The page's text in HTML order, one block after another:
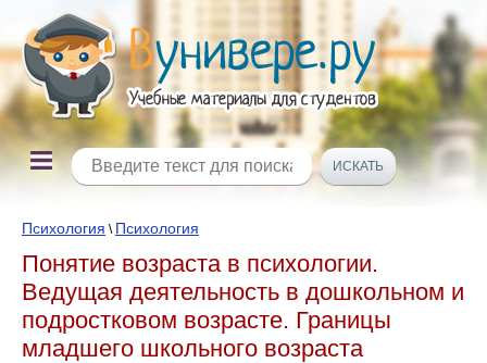
Психология \ Психология
Понятие возраста в психологии.
Ведущая деятельность в дошкольном и
подростковом возрасте. Границы
младшего школьного возраста